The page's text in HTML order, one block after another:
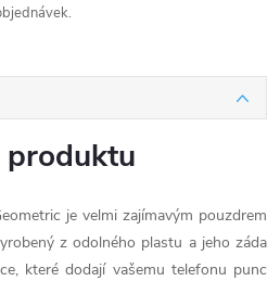
je velmi zajímavým pouzdrem
z odolného plastu a jeho záda
které dodají vašemu telefonu punc